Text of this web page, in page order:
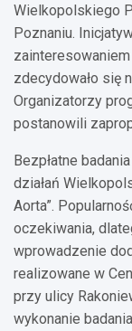
Wielkopolskiego
Poznaniu.
zdecydowało się
Organizatorzy
postanowili
Bezpłatne
działań
Aorta”.
oczekiwania,
wprowadzenie
realizowane w
przy ulicy
wykonanie